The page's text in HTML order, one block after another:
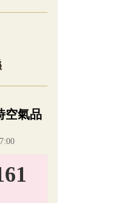
工具為視覺預覽，完